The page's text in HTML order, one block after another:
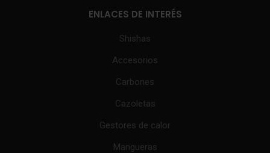
ENLACES DE INTERÉS
Shishas
Accesorios
Carbones
Cazoletas
Gestores de calor
Mangueras